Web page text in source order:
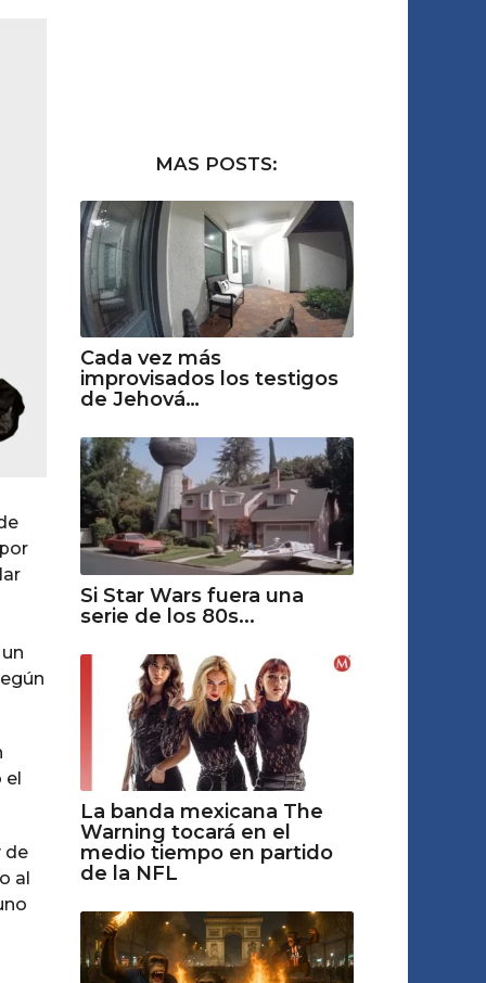
el
de
al
MAS POSTS:
Cada vez más
improvisados los testigos
de Jehová…
Si Star Wars fuera una
serie de los 80s...
La banda mexicana The
Warning tocará en el
medio tiempo en partido
de la NFL